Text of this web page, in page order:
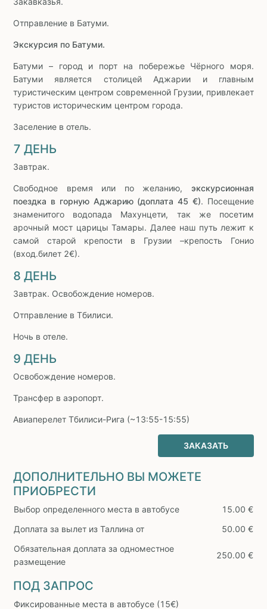
Отправление в Батуми.
Экскурсия по Батуми.
Батуми – город и порт на побережье Чёрного моря.
Батуми является столицей Аджарии и главным
туристическим центром современной Грузии, привлекает
туристов историческим центром города.
Заселение в отель.
7 ДЕНЬ
Завтрак.
Свободное время или по желанию, экскурсионная
поездка в горную Аджарию (доплата 45 €). Посещение
знаменитого водопада Махунцети, так же посетим
арочный мост царицы Тамары. Далее наш путь лежит к
самой старой крепости в Грузии –крепость Гонио
(вход.билет 2€).
8 ДЕНЬ
Завтрак. Освобождение номеров.
Отправление в Тбилиси.
Ночь в отеле.
9 ДЕНЬ
Освобождение номеров.
Трансфер в аэропорт.
Авиаперелет Тбилиси-Рига (~13:55-15:55)
ЗАКАЗАТЬ
ДОПОЛНИТЕЛЬНО ВЫ МОЖЕТЕ
ПРИОБРЕСТИ
Выбор определенного места в автобусе
15.00 €
Доплата за вылет из Таллина от
50.00 €
Обязательная доплата за одноместное
размещение
250.00 €
ПОД ЗАПРОС
Фиксированные места в автобусе (15€)